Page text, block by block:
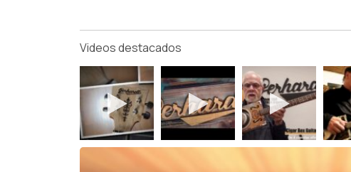
Videos destacados